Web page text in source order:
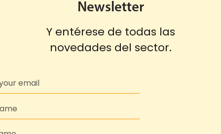
Newsletter
Y entérese de todas las
novedades del sector.